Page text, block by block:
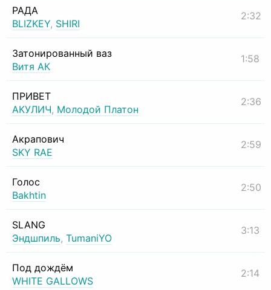
РАДА
BLIZKEY, SHIRI
2:32
Затонированный ваз
Витя АК
1:58
ПРИВЕТ
АКУЛИЧ, Молодой Платон
2:36
Акрапович
SKY RAE
2:59
Голос
Bakhtin
2:50
SLANG
Эндшпиль, TumaniYO
3:13
Под дождём
WHITE GALLOWS
2:14